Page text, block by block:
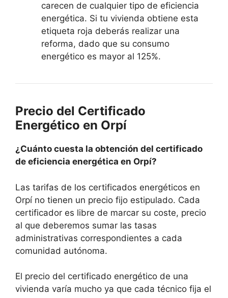
carecen de cualquier tipo de eficiencia
energética. Si tu vivienda obtiene esta
etiqueta roja deberás realizar una
reforma, dado que su consumo
energético es mayor al 125%.
Precio del Certificado
Energético en Orpí
¿Cuánto cuesta la obtención del certificado
de eficiencia energética en Orpí?
Las tarifas de los certificados energéticos en
Orpí no tienen un precio fijo estipulado. Cada
certificador es libre de marcar su coste, precio
al que deberemos sumar las tasas
administrativas correspondientes a cada
comunidad autónoma.
El precio del certificado energético de una
vivienda varía mucho ya que cada técnico fija el